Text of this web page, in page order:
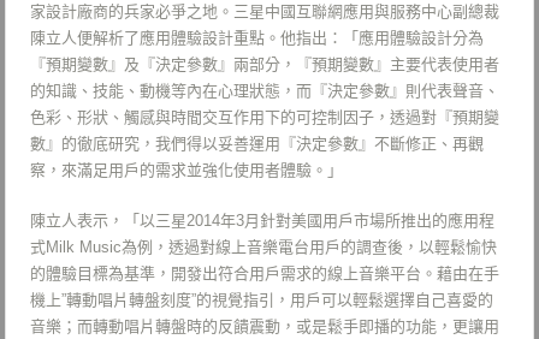
家設計廠商的兵家必爭之地。三星中國互聯網應用與服務中心副總裁
陳立人便解析了應用體驗設計重點。他指出：「應用體驗設計分為
『預期變數』及『決定參數』兩部分，『預期變數』主要代表使用者
的知識、技能、動機等內在心理狀態，而『決定參數』則代表聲音、
色彩、形狀、觸感與時間交互作用下的可控制因子，透過對『預期變
數』的徹底研究，我們得以妥善運用『決定參數』不斷修正、再觀
察，來滿足用戶的需求並強化使用者體驗。」
陳立人表示，「以三星2014年3月針對美國用戶市場所推出的應用程
式Milk Music為例，透過對線上音樂電台用戶的調查後，以輕鬆愉快
的體驗目標為基準，開發出符合用戶需求的線上音樂平台。藉由在手
機上”轉動唱片轉盤刻度”的視覺指引，用戶可以輕鬆選擇自己喜愛的
音樂；而轉動唱片轉盤時的反饋震動，或是鬆手即播的功能，更讓用